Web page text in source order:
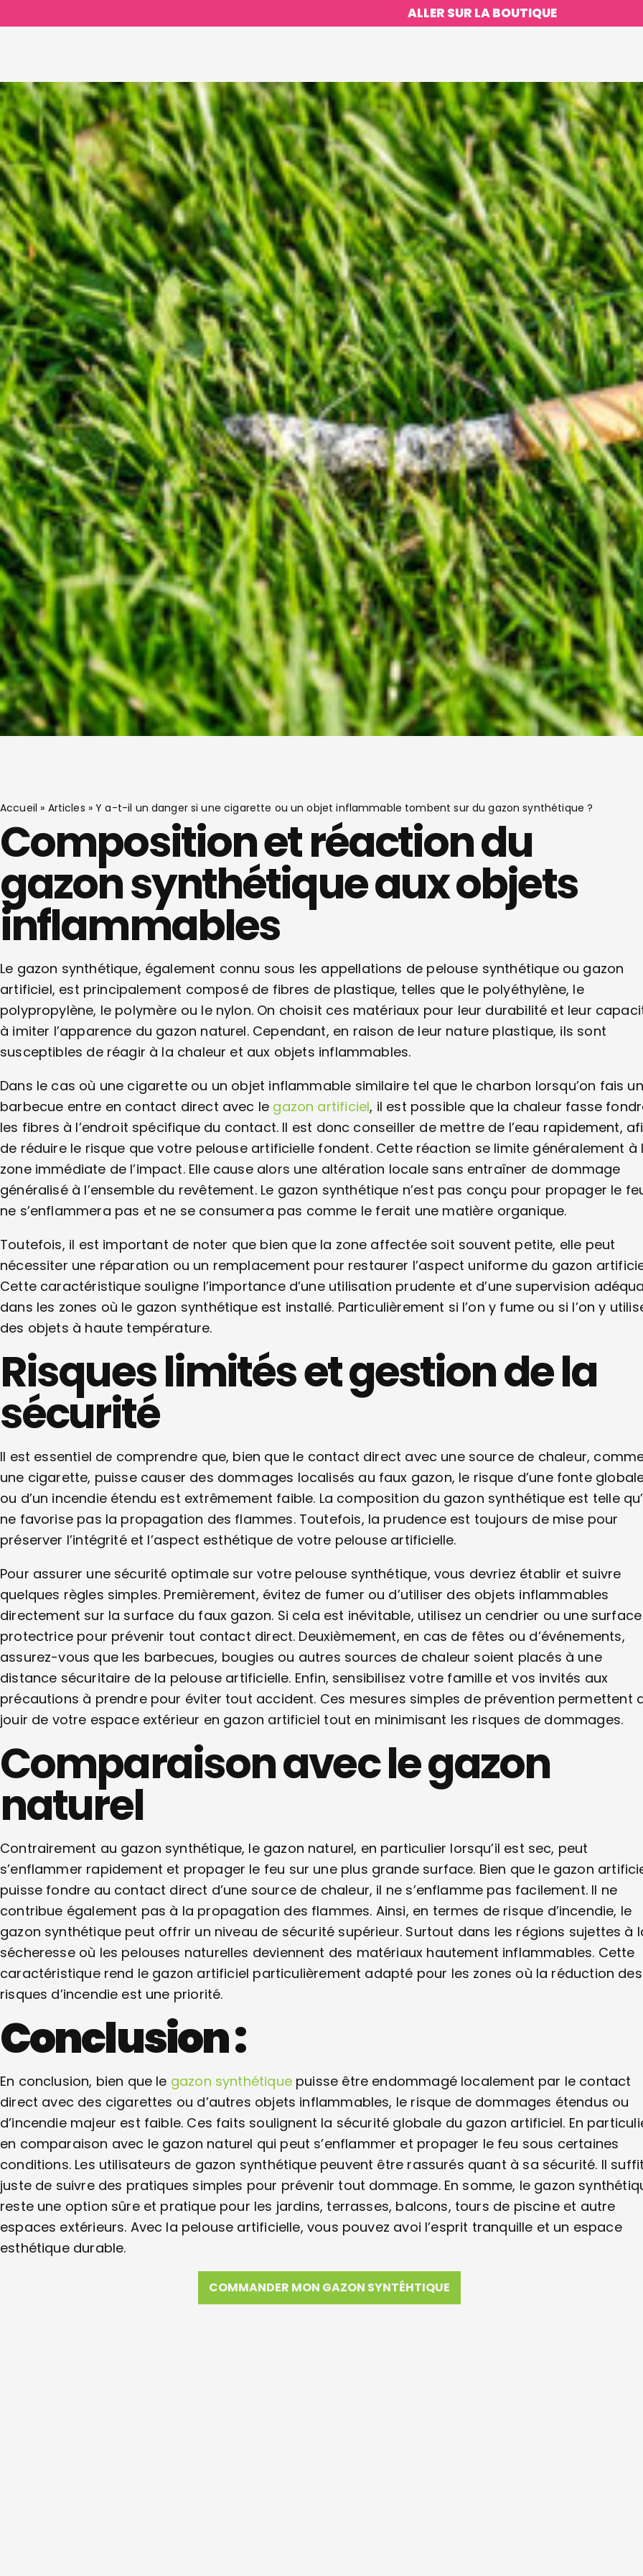
ALLER SUR LA BOUTIQUE
Accueil » Articles »Y a-t-il un danger si une cigarette ou un objet inflammable tombent sur du gazon synthétique ?
Composition et réaction du
gazon synthétique aux objets
inflammables
Le gazon synthétique, également connu sous les appellations de pelouse synthétique ou gazon
artificiel, est principalement composé de fibres de plastique, telles que le polyéthylène, le
polypropylène, le polymère ou le nylon. On choisit ces matériaux pour leur durabilité et leur
à imiter l’apparence du gazon naturel. Cependant, en raison de leur nature plastique, ils sont
susceptibles de réagir à la chaleur et aux objets inflammables.
Dans le cas où une cigarette ou un objet inflammable similaire tel que le charbon lorsqu’on fais un
barbecue entre en contact direct avec le gazon artificiel, il est possible que la chaleur fasse
les fibres à l’endroit spécifique du contact. Il est donc conseiller de mettre de l’eau rapidement,
de réduire le risque que votre pelouse artificielle fondent. Cette réaction se limite généralement à
zone immédiate de l’impact. Elle cause alors une altération locale sans entraîner de dommage
généralisé à l’ensemble du revêtement. Le gazon synthétique n’est pas conçu pour propager le
ne s’enflammera pas et ne se consumera pas comme le ferait une matière organique.
Toutefois, il est important de noter que bien que la zone affectée soit souvent petite, elle peut
nécessiter une réparation ou un remplacement pour restaurer l’aspect uniforme du gazon
Cette caractéristique souligne l’importance d’une utilisation prudente et d’une supervision
dans les zones où le gazon synthétique est installé. Particulièrement si l’on y fume ou si l’on y
des objets à haute température.
Risques limités et gestion de la
sécurité
Il est essentiel de comprendre que, bien que le contact direct avec une source de chaleur,
une cigarette, puisse causer des dommages localisés au faux gazon, le risque d’une fonte
ou d’un incendie étendu est extrêmement faible. La composition du gazon synthétique est telle
ne favorise pas la propagation des flammes. Toutefois, la prudence est toujours de mise pour
préserver l’intégrité et l’aspect esthétique de votre pelouse artificielle.
Pour assurer une sécurité optimale sur votre pelouse synthétique, vous devriez établir et suivre
quelques règles simples. Premièrement, évitez de fumer ou d’utiliser des objets inflammables
directement sur la surface du faux gazon. Si cela est inévitable, utilisez un cendrier ou une surface
protectrice pour prévenir tout contact direct. Deuxièmement, en cas de fêtes ou d’événements,
assurez-vous que les barbecues, bougies ou autres sources de chaleur soient placés à une
distance sécuritaire de la pelouse artificielle. Enfin, sensibilisez votre famille et vos invités aux
précautions à prendre pour éviter tout accident. Ces mesures simples de prévention permettent
jouir de votre espace extérieur en gazon artificiel tout en minimisant les risques de dommages.
Comparaison avec le gazon
naturel
Contrairement au gazon synthétique, le gazon naturel, en particulier lorsqu’il est sec, peut
s’enflammer rapidement et propager le feu sur une plus grande surface. Bien que le gazon
puisse fondre au contact direct d’une source de chaleur, il ne s’enflamme pas facilement. Il ne
contribue également pas à la propagation des flammes. Ainsi, en termes de risque d’incendie, le
gazon synthétique peut offrir un niveau de sécurité supérieur. Surtout dans les régions sujettes à
sécheresse où les pelouses naturelles deviennent des matériaux hautement inflammables. Cette
caractéristique rend le gazon artificiel particulièrement adapté pour les zones où la réduction des
risques d’incendie est une priorité.
Conclusion :
En conclusion, bien que le gazon synthétiquepuisse être endommagé localement par le contact
direct avec des cigarettes ou d’autres objets inflammables, le risque de dommages étendus ou
d’incendie majeur est faible. Ces faits soulignent la sécurité globale du gazon artificiel. En
en comparaison avec le gazon naturel qui peut s’enflammer et propager le feu sous certaines
conditions. Les utilisateurs de gazon synthétique peuvent être rassurés quant à sa sécurité. Il suffit
juste de suivre des pratiques simples pour prévenir tout dommage. En somme, le gazon
reste une option sûre et pratique pour les jardins, terrasses, balcons, tours de piscine et autre
espaces extérieurs. Avec la pelouse artificielle, vous pouvez avoi l’esprit tranquille et un espace
esthétique durable.
COMMANDER MON GAZON SYNTÉHTIQUE